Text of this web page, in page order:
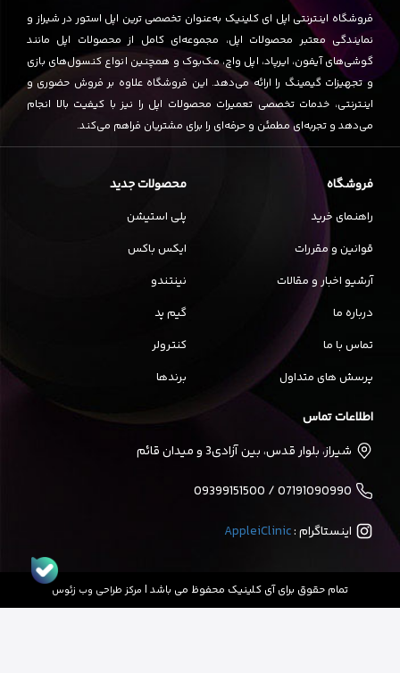
فروشگاه اینترنتی اپل ای کلینیک به‌عنوان تخصصی ترین اپل استور در شیراز و
نمایندگی معتبر محصولات اپل، مجموعه‌ای کامل از محصولات اپل مانند
گوشی‌های آیفون، ایرپاد، اپل واچ، مک‌بوک و همچنین انواع کنسول‌های بازی
و تجهیزات گیمینگ را ارائه می‌دهد. این فروشگاه علاوه بر فروش حضوری و
اینترنتی، خدمات تخصصی تعمیرات محصولات اپل را نیز با کیفیت بالا انجام
می‌دهد و تجربه‌ای مطمئن و حرفه‌ای را برای مشتریان فراهم می‌کند.
فروشگاه
راهنمای خرید
قوانین و مقررات
آرشیو اخبار و مقالات
درباره ما
تماس با ما
پرسش های متداول
محصولات جدید
پلی استیشن
ایکس باکس
نینتندو
گیم پد
کنترولر
برندها
اطلاعات تماس
شیراز، بلوار قدس، بین آزادی3 و میدان قائم
07191090990 / 09399151500
اینستاگرام :AppleiClinic
تمام حقوق برای آی کلینیک محفوظ می باشد | مرکز طراحی وب زئوس